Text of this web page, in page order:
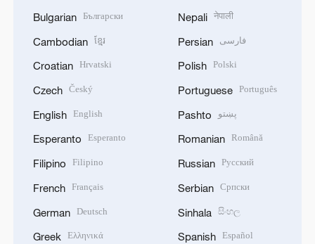
Bulgarian Български
Cambodian ខ្មែរ
Croatian Hrvatski
Czech Český
English English
Esperanto Esperanto
Filipino Filipino
French Français
German Deutsch
Greek Ελληνικά
Nepali नेपाली
Persian فارسی
Polish Polski
Portuguese Português
Pashto پښتو
Romanian Română
Russian Русский
Serbian Српски
Sinhala සිංහල
Spanish Español